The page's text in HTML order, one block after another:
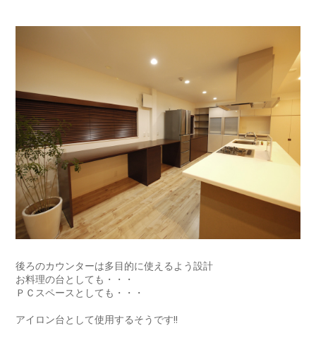
後ろのカウンターは多目的に使えるよう設計
お料理の台としても・・・
ＰＣスペースとしても・・・
アイロン台として使用するそうです!!